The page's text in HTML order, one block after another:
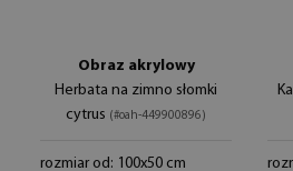
Obraz akrylowy
Herbata na zimno słomki
cytrus (#oah-449900896)
rozmiar od: 100x50 cm